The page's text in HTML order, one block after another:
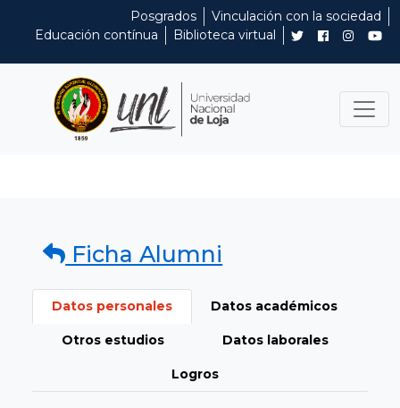
Posgrados
Vinculación con la sociedad
Educación contínua
Biblioteca virtual
Ficha Alumni
Datos personales Datos académicos
Otros estudios Datos laborales
Logros